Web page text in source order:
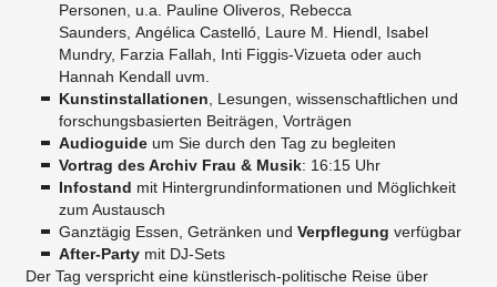
Personen, u.a. Pauline Oliveros, Rebecca
Saunders, Angélica Castelló, Laure M. Hiendl, Isabel
Mundry, Farzia Fallah, Inti Figgis-Vizueta oder auch
Hannah Kendall uvm.
Kunstinstallationen , Lesungen, wissenschaftlichen und
forschungsbasierten Beiträgen, Vorträgen
Audioguide um Sie durch den Tag zu begleiten
Vortrag des Archiv Frau & Musik: 16:15 Uhr
Infostand mit Hintergrundinformationen und Möglichkeit
zum Austausch
Ganztägig Essen, Getränken und Verpflegung verfügbar
After-Party mit DJ-Sets
Der Tag verspricht eine künstlerisch-politische Reise über